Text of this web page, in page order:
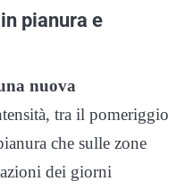
pianura e
nuova
tra il pomeriggio
che sulle zone
dei giorni